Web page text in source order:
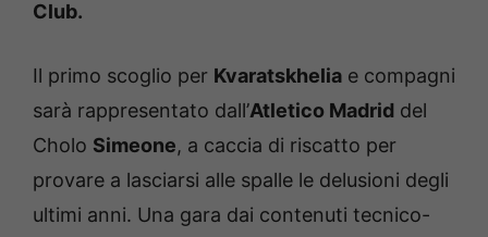
Club.
Il primo scoglio per Kvaratskhelia e compagni
sarà rappresentato dall’Atletico Madrid del
Cholo Simeone, a caccia di riscatto per
provare a lasciarsi alle spalle le delusioni degli
ultimi anni. Una gara dai contenuti tecnico-